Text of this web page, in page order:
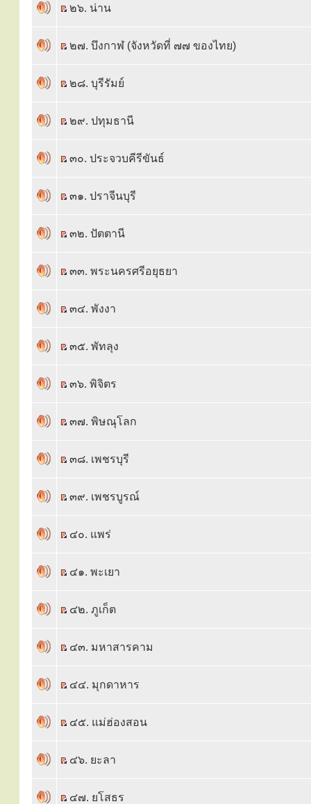
๒๖. น่าน
๒๗. บึงกาฬ (จังหวัดที่ ๗๗ ของไทย)
๒๘. บุรีรัมย์
๒๙. ปทุมธานี
๓๐. ประจวบคีรีขันธ์
๓๑. ปราจีนบุรี
๓๒. ปัตตานี
๓๓. พระนครศรีอยุธยา
๓๔. พังงา
๓๕. พัทลุง
๓๖. พิจิตร
๓๗. พิษณุโลก
๓๘. เพชรบุรี
๓๙. เพชรบูรณ์
๔๐. แพร่
๔๑. พะเยา
๔๒. ภูเก็ต
๔๓. มหาสารคาม
๔๔. มุกดาหาร
๔๕. แม่ฮ่องสอน
๔๖. ยะลา
๔๗. ยโสธร